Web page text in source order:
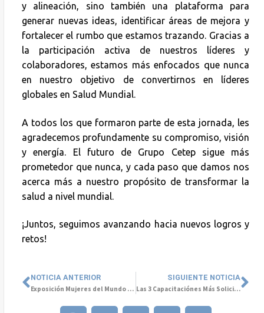
y alineación, sino también una plataforma para
generar nuevas ideas, identificar áreas de mejora y
fortalecer el rumbo que estamos trazando. Gracias a
la participación activa de nuestros líderes y
colaboradores, estamos más enfocados que nunca
en nuestro objetivo de convertirnos en líderes
globales en Salud Mundial.
A todos los que formaron parte de esta jornada, les
agradecemos profundamente su compromiso, visión
y energía. El futuro de Grupo Cetep sigue más
prometedor que nunca, y cada paso que damos nos
acerca más a nuestro propósito de transformar la
salud a nivel mundial.
¡Juntos, seguimos avanzando hacia nuevos logros y
retos!
NOTICIA ANTERIOR
Exposición Mujeres del Mundo y Salud Mental en Campaña #NoLaHagasViral de SernamEG O’Higgins
SIGUIENTE NOTICIA
Las 3 Capacitaciónes Más Solicitadas en 2024: Enfoque en Bienestar, Liderazgo y Atención al Cliente